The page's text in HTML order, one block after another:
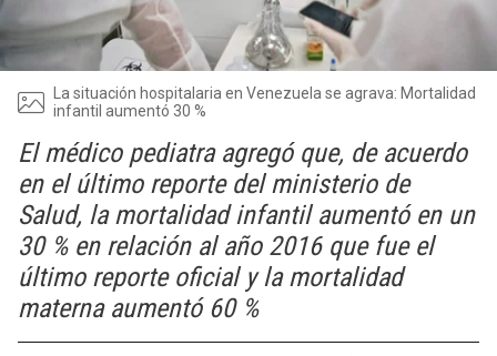
La situación hospitalaria en Venezuela se agrava: Mortalidad
infantil aumentó 30 %
El médico pediatra agregó que, de acuerdo
en el último reporte del ministerio de
Salud, la mortalidad infantil aumentó en un
30 % en relación al año 2016 que fue el
último reporte oficial y la mortalidad
materna aumentó 60 %